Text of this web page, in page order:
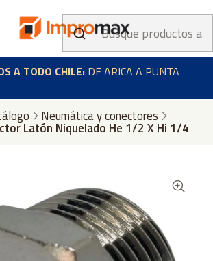
A TODO CHILE: DE ARICA A PUNTA
Neumática y conectores
Latón Niquelado He 1/2 X Hi 1/4